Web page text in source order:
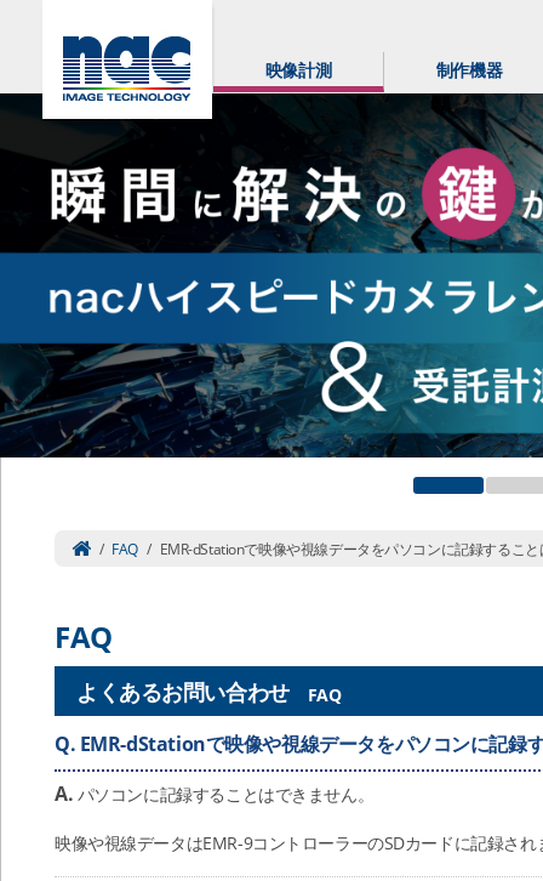
映像計測 制作機器
/ FAQ / EMR-dStationで映像や視線データをパソコンに記録するこ
FAQ
よくあるお問い合わせ FAQ
Q. EMR-dStationで映像や視線データをパソコンに記録
A. パソコンに記録することはできません。
映像や視線データはEMR-9コントローラーのSDカードに記録され